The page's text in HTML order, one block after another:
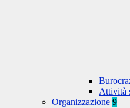
Attività
Organizzazione 9